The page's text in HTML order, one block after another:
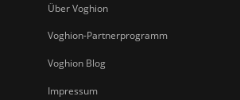
Über Voghion
Voghion-Partnerprogramm
Voghion Blog
Impressum